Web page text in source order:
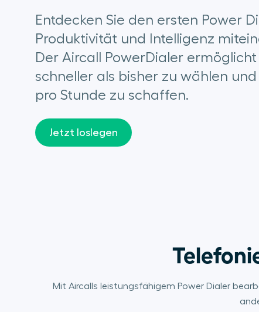
Entdecken Sie den ersten Power
Produktivität und Intelligenz
Der Aircall PowerDialer
schneller als bisher zu wählen
pro Stunde zu schaffen.
Jetzt loslegen
Mit Aircalls leistungsfähigem Power Dialer